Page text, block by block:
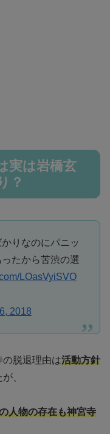
実は岩橋玄
？
りなのにパニッ
たから苦渋の選
LOasVyiSVO
2018
脱退理由は活動方針
、
人物の存在も神宮寺